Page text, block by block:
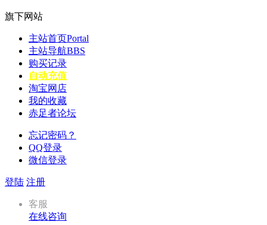
旗下网站
主站首页Portal
主站导航BBS
购买记录
自动充值
淘宝网店
我的收藏
赤足者论坛
忘记密码？
QQ登录
微信登录
登陆 注册
客服
在线咨询